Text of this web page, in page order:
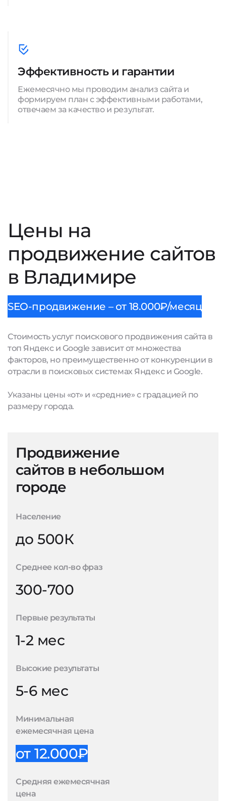
Эффективность и гарантии
Ежемесячно мы проводим анализ сайта и
формируем план с эффективными работами,
отвечаем за качество и результат.
Цены на
продвижение сайтов
в Владимире
SEO-продвижение – от 18.000₽/месяц
Стоимость услуг поискового продвижения сайта в
топ Яндекс и Google зависит от множества
факторов, но преимущественно от конкуренции в
отрасли в поисковых системах Яндекс и Google.
Указаны цены «от» и «средние» с градацией по
размеру города.
Продвижение
сайтов в небольшом
городе
Население
до 500К
Среднее кол-во фраз
300-700
Первые результаты
1-2 мес
Высокие результаты
5-6 мес
Минимальная
ежемесячная цена
от 12.000₽
Средняя ежемесячная
цена